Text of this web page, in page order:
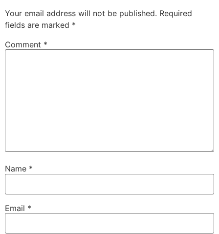
Your email address will not be published. Required
fields are marked *
Comment *
Name *
Email *